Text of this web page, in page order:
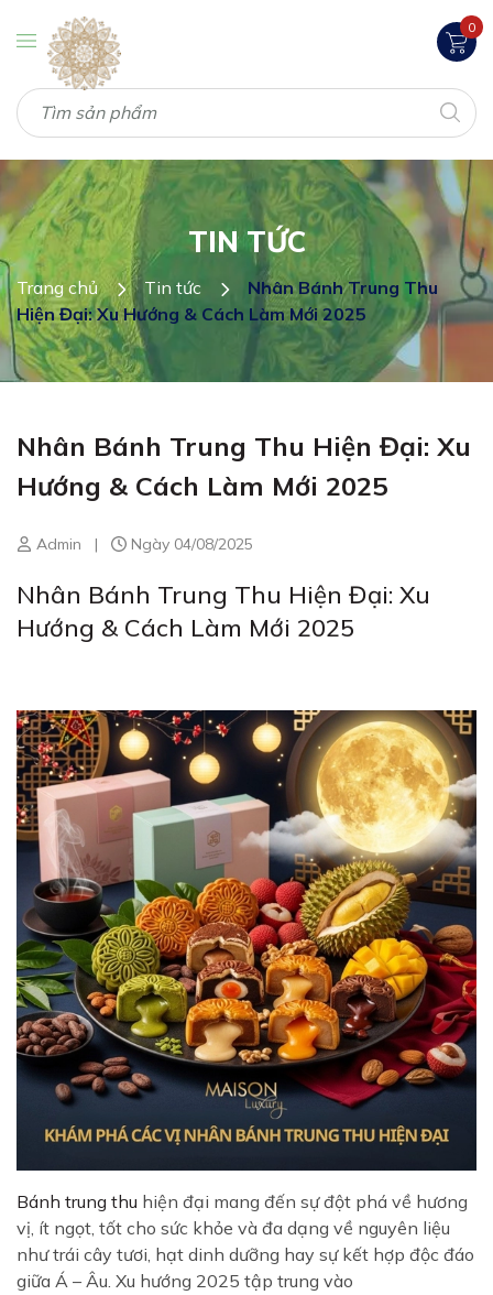
0
TIN TỨC
Trang chủ Tin tức
Nhân Bánh Trung Thu
Hiện Đại: Xu Hướng & Cách Làm Mới 2025
Nhân Bánh Trung Thu Hiện Đại: Xu
Hướng & Cách Làm Mới 2025
Admin | Ngày 04/08/2025
Nhân Bánh Trung Thu Hiện Đại: Xu
Hướng & Cách Làm Mới 2025
Bánh trung thu hiện đại mang đến sự đột phá về hương
vị, ít ngọt, tốt cho sức khỏe và đa dạng về nguyên liệu
như trái cây tươi, hạt dinh dưỡng hay sự kết hợp độc đáo
giữa Á – Âu. Xu hướng 2025 tập trung vào